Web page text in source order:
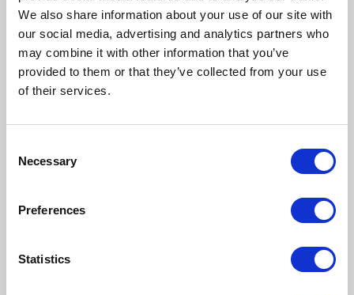
We also share information about your use of our site with
our social media, advertising and analytics partners who
may combine it with other information that you’ve
provided to them or that they’ve collected from your use
of their services.
Selection
Necessary
Preferences
Statistics
NAPISZ KOMENTARZ
Sortuj